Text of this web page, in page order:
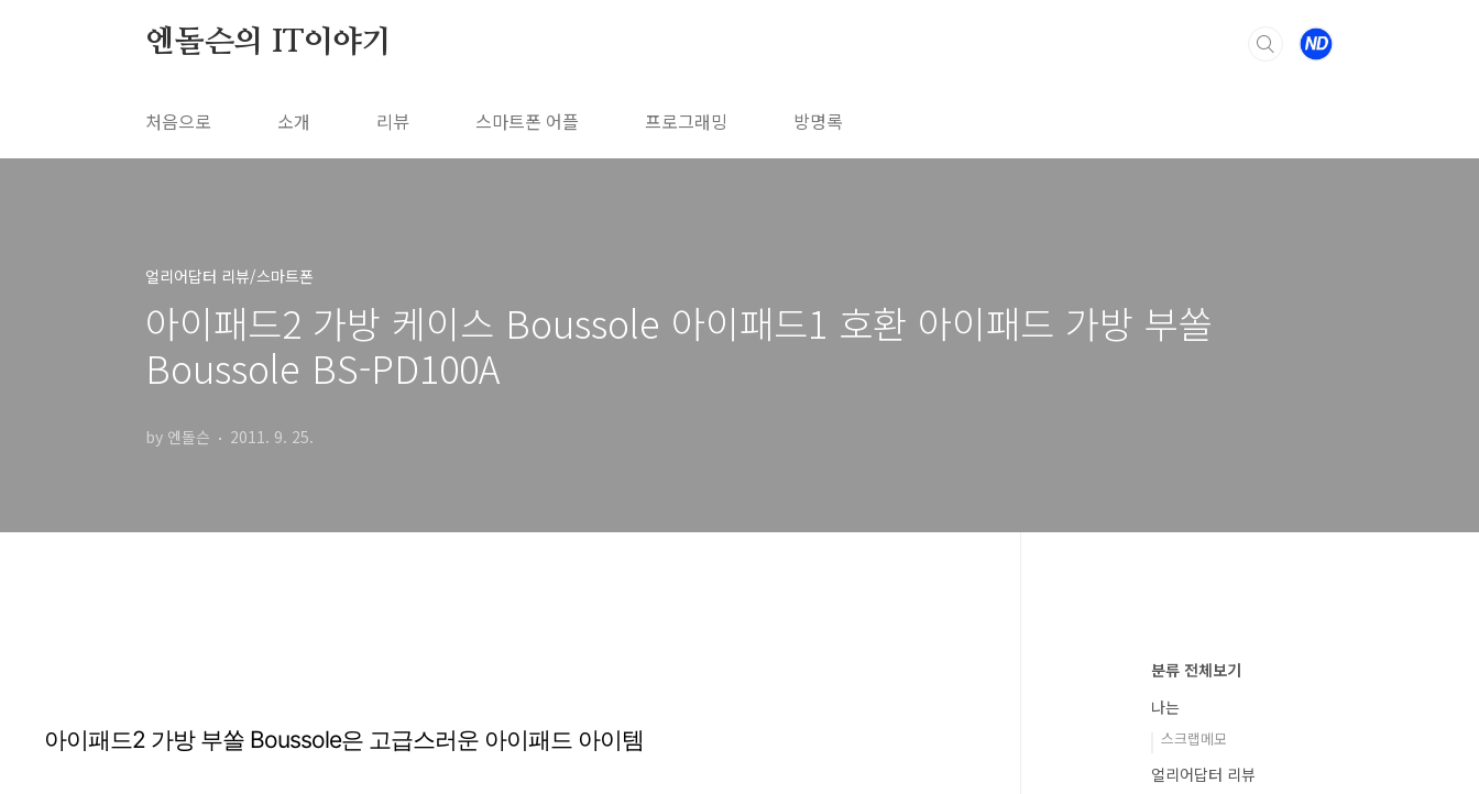
엔돌슨의 IT이야기
처음으로 소개 리뷰 스마트폰 어플 프로그래밍 방명록
얼리어답터 리뷰/스마트폰
아이패드2 가방 케이스 Boussole 아이패드1 호환 아이패드 가방 부쏠
Boussole BS-PD100A
by 엔돌슨 2011. 9. 25.
아이패드2 가방 부쏠 Boussole은 고급스러운 아이패드 아이템
분류 전체보기
나는
스크랩메모
얼리어답터 리뷰